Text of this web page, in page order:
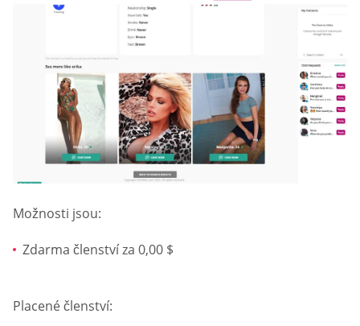
Možnosti jsou:
Zdarma členství za 0,00 $
Placené členství: